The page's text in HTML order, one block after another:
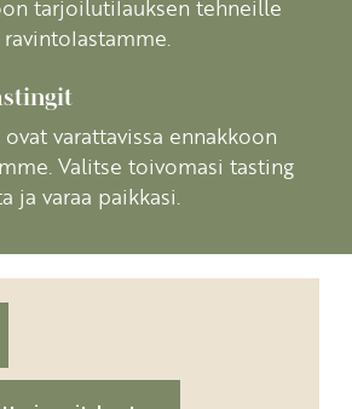
tarjoilutilauksen tehneille
varattavissa ennakkoon
Valitse toivomasi tasting
ja varaa paikkasi.